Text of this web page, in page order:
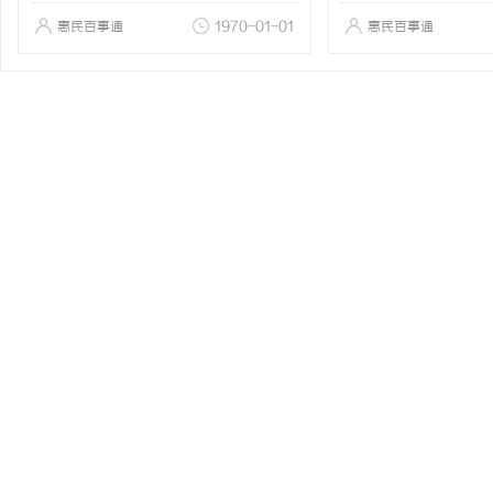
惠民百事通 1970-01-01 惠民百事通